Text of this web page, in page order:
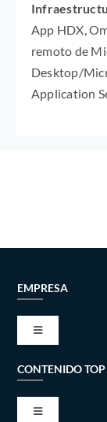
App HDX,
remoto de
Desktop/
Application
EMPRESA
Toggle
Navigation
VISIÓN Y MISIÓN
CONTENIDO TOP
Toggle